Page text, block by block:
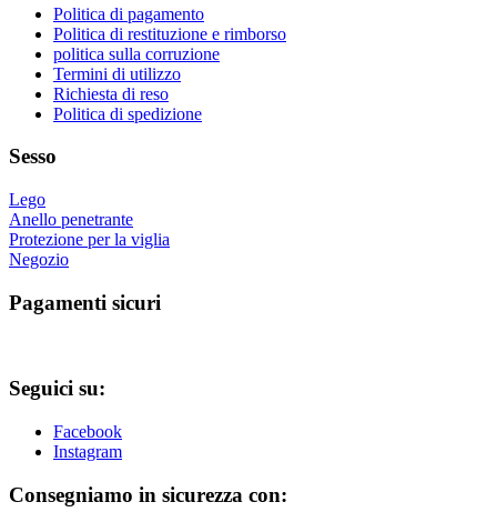
essere
scelte
nella
pagina
del
prodotto
Politica di pagamento
Politica di restituzione e rimborso
politica sulla corruzione
Termini di utilizzo
Richiesta di reso
Politica di spedizione
Sesso
Lego
Anello penetrante
Protezione per la viglia
Negozio
Pagamenti sicuri
Seguici su:
Facebook
Instagram
Consegniamo in sicurezza con: